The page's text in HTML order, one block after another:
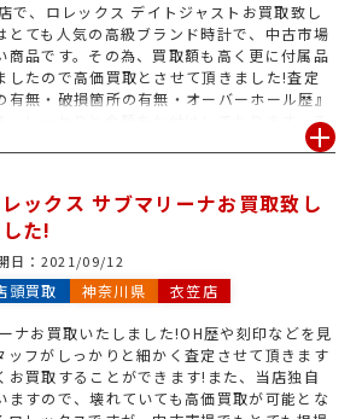
で、ロレックス デイトジャストお買取致し
とても人気の高級ブランド時計で、中古市場
商品です。その為、買取額も高く更に付属品
したので高価買取とさせて頂きました!査定
無・破損箇所の有無・オーバーホール歴』
、しっかりと金額をお付けしております。そ
くお買取するとこが可能ですので、金額だけ
せください◎
ックス サブマリーナお買取致し
た!
日： 2021/09/12
頭買取 神奈川県 衣笠店
ナお買取いたしました!OH歴や刻印などを見
ッフがしっかりと細かく査定させて頂きます
お買取することができます!また、当店独自
ますので、壊れていても高価買取が可能とな